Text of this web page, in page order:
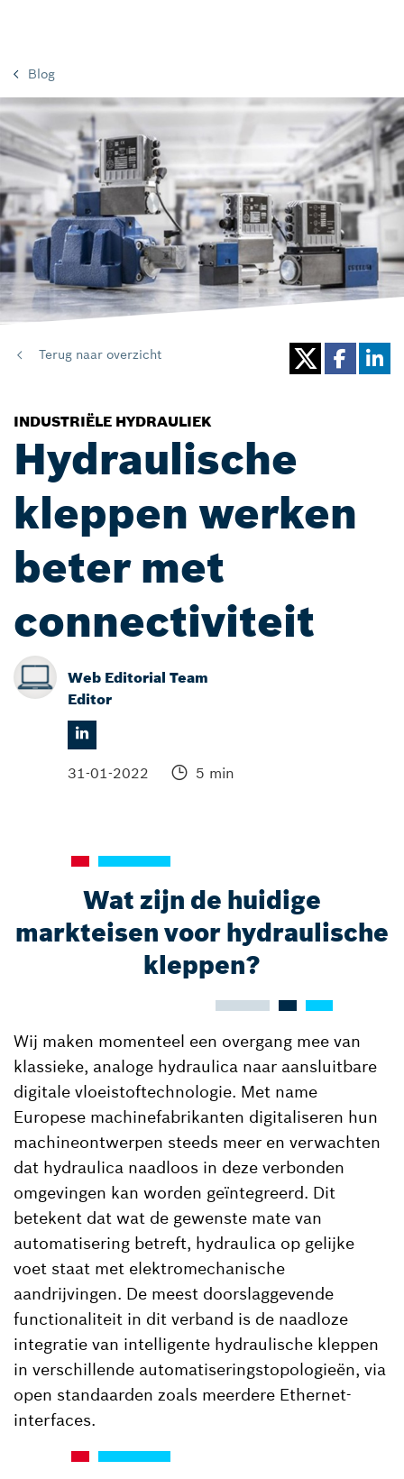
Blog
Terug naar overzicht
INDUSTRIËLE HYDRAULIEK
Hydraulische
kleppen werken
beter met
connectiviteit
Web Editorial Team
Editor
31-01-2022 5 min
Wat zijn de huidige
markteisen voor hydraulische
kleppen?
Wij maken momenteel een overgang mee van
klassieke, analoge hydraulica naar aansluitbare
digitale vloeistoftechnologie. Met name
Europese machinefabrikanten digitaliseren hun
machineontwerpen steeds meer en verwachten
dat hydraulica naadloos in deze verbonden
omgevingen kan worden geïntegreerd. Dit
betekent dat wat de gewenste mate van
automatisering betreft, hydraulica op gelijke
voet staat met elektromechanische
aandrijvingen. De meest doorslaggevende
functionaliteit in dit verband is de naadloze
integratie van intelligente hydraulische kleppen
in verschillende automatiseringstopologieën, via
open standaarden zoals meerdere Ethernet-
interfaces.